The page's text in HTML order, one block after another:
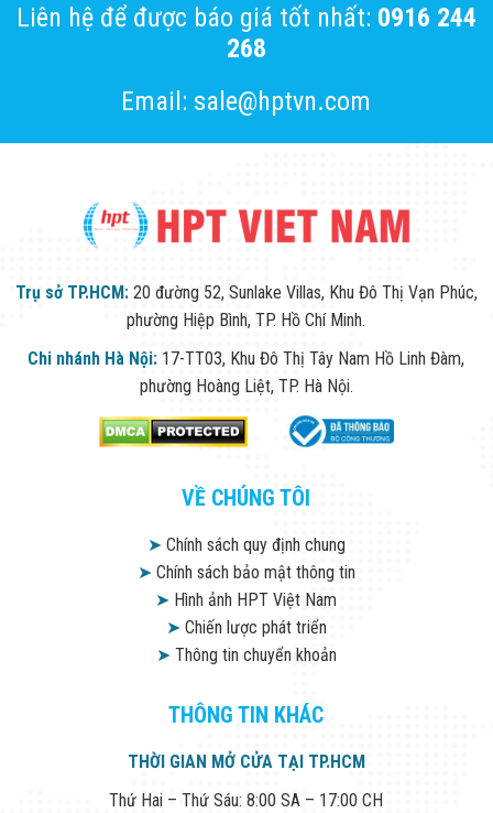
Liên hệ để được báo giá tốt nhất: 0916 244
268
Email: sale@hptvn.com
Trụ sở TP.HCM: 20 đường 52, Sunlake Villas, Khu Đô Thị Vạn Phúc,
phường Hiệp Bình, TP. Hồ Chí Minh.
Chi nhánh Hà Nội: 17-TT03, Khu Đô Thị Tây Nam Hồ Linh Đàm,
phường Hoàng Liệt, TP. Hà Nội.
VỀ CHÚNG TÔI
➤Chính sách quy định chung
➤Chính sách bảo mật thông tin
➤ Hình ảnh HPT Việt Nam
➤Chiến lược phát triển
➤Thông tin chuyển khoản
THÔNG TIN KHÁC
THỜI GIAN MỞ CỬA TẠI TP.HCM
Thứ Hai – Thứ Sáu: 8:00 SA – 17:00 CH